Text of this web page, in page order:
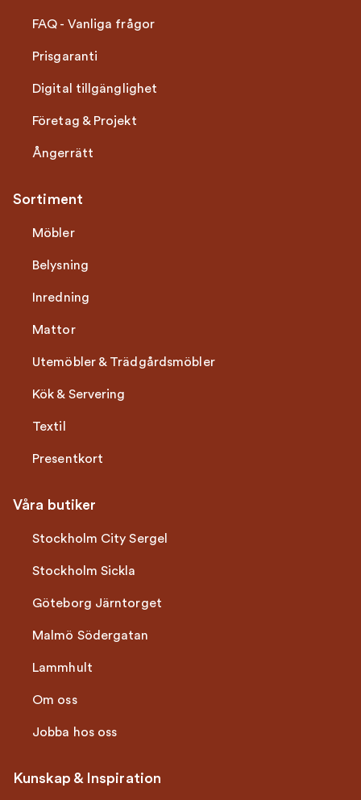
FAQ - Vanliga frågor
Prisgaranti
Digital tillgänglighet
Företag & Projekt
Ångerrätt
Sortiment
Möbler
Belysning
Inredning
Mattor
Utemöbler & Trädgårdsmöbler
Kök & Servering
Textil
Presentkort
Våra butiker
Stockholm City Sergel
Stockholm Sickla
Göteborg Järntorget
Malmö Södergatan
Lammhult
Om oss
Jobba hos oss
Kunskap & Inspiration